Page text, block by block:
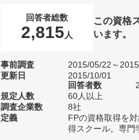
回答者総数
2,815 人
この資格
います。
事前調査
2015/05/22～
更新日
2015/10/01
回答者数
規定人数
60人以上
調査企業数
8社
定義
FPの資格取得を
得スクール。専門